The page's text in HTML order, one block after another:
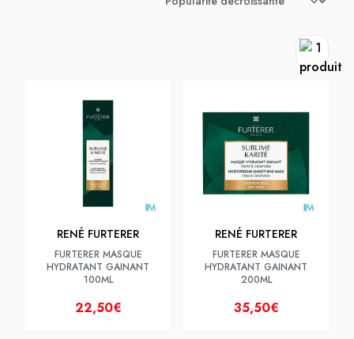
RENÉ FURTERER
FURTERER MASQUE
HYDRATANT GAINANT
100ML
22,50€
RENÉ FURTERER
FURTERER MASQUE
HYDRATANT GAINANT
200ML
35,50€